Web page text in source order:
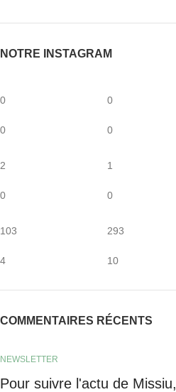
NOTRE INSTAGRAM
0
0
0
0
2
0
1
0
103
4
293
10
COMMENTAIRES RÉCENTS
NEWSLETTER
Pour suivre l'actu de Missiu,